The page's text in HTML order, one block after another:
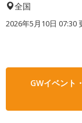
全国
2026年5月10日 07:30
GWイベント